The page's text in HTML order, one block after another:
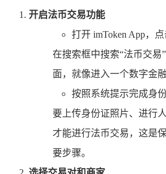
开启法币交易功能
打开 imToken App，
在搜索框中搜索“法币交易
面，就像进入一个数字金
按照系统提示完成身
要上传身份证照片、进行
才能进行法币交易，这是
要步骤。